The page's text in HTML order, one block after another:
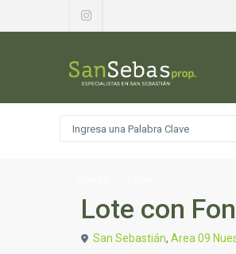
Lote con
San Sebastián, Area 09